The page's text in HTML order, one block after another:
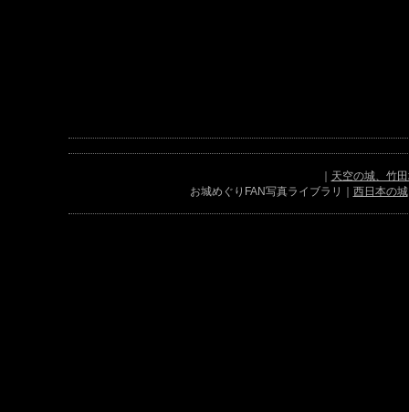
天空の城、竹
お城めぐりFAN写真ライブラリ｜ 西日本の城